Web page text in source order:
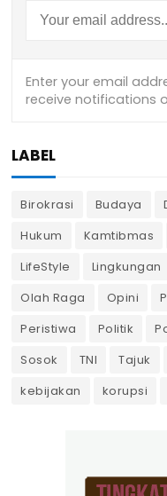
LABEL
Birokrasi Budaya
Hukum
Kamtibmas
LifeStyle
Lingkungan
Olah Raga
Opini
Peristiwa
Politik
Sosok
TNI Tajuk
kebijakan
korupsi